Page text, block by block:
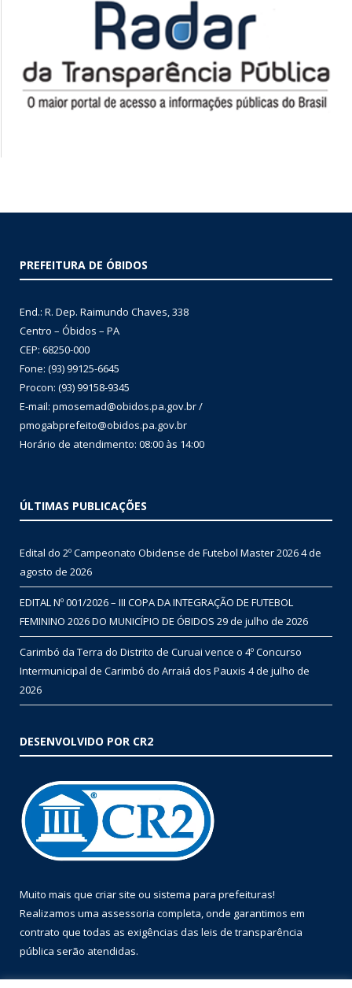
PREFEITURA DE ÓBIDOS
End.: R. Dep. Raimundo Chaves, 338
Centro – Óbidos – PA
CEP: 68250-000
Fone: (93) 99125-6645
Procon: (93) 99158-9345
E-mail: pmosemad@obidos.pa.gov.br /
pmogabprefeito@obidos.pa.gov.br
Horário de atendimento: 08:00 às 14:00
ÚLTIMAS PUBLICAÇÕES
Edital do 2º Campeonato Obidense de Futebol Master 20264 de
agosto de 2026
EDITAL Nº 001/2026 – III COPA DA INTEGRAÇÃO DE FUTEBOL
FEMININO 2026 DO MUNICÍPIO DE ÓBIDOS 29 de julho de 2026
Carimbó da Terra do Distrito de Curuai vence o 4º Concurso
Intermunicipal de Carimbó do Arraiá dos Pauxis 4 de julho de
2026
DESENVOLVIDO POR CR2
Muito mais que criar site ou sistema para prefeituras!
Realizamos uma assessoria completa, onde garantimos em
contrato que todas as exigências das leis de transparência
pública serão atendidas.